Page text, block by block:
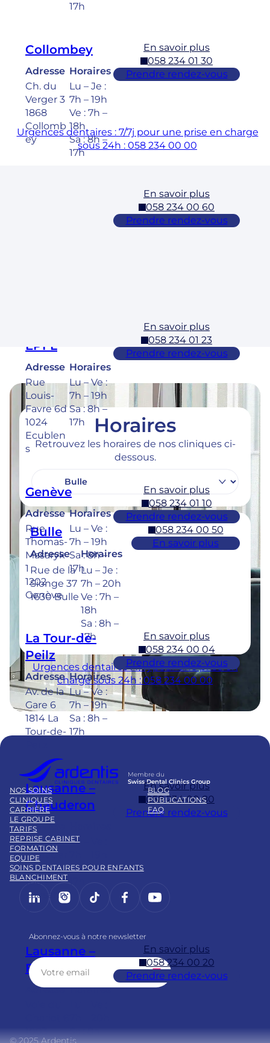
17h
Collombey
Adresse
Ch. du
Verger 3
1868
Collomb
ey
Horaires
Lu – Je :
7h – 19h
Ve : 7h –
18h
Sa : 8h –
17h
En savoir plus
058 234 01 30
Prendre rendez-vous
En savoir plus
058 234 00 60
Prendre rendez-vous
EPFL
Adresse
Rue
Louis-
Favre 6d
1024
Ecublen
s
Horaires
Lu – Ve :
7h – 19h
Sa : 8h –
17h
En savoir plus
058 234 01 23
Prendre rendez-vous
Genève
Adresse
Rue
Thomas-
Masaryk
1
1202
Genève
Horaires
Lu – Ve :
7h – 19h
Sa : 8h –
17h
En savoir plus
058 234 01 10
Prendre rendez-vous
La Tour-de-
Peilz
Adresse
Av. de la
Gare 6
1814 La
Tour-de-
Horaires
Lu – Ve :
7h – 19h
Sa : 8h –
17h
En savoir plus
058 234 00 04
Prendre rendez-vous
Lausanne –
Chauderon
Adresse
Pl.
Chauder
on 16
1003
Lausann
Lu – Ve :
Sa : 8h –
En savoir plus
058 234 00 80
Prendre rendez-vous
Lausanne –
Flon
Adresse
1003
Horaires
Sa : 8h –
En savoir plus
058 234 00 20
Prendre rendez-vous
Urgences dentaires : 7/7j pour une prise en charge
sous 24h : 058 234 00 00
Horaires
Retrouvez les horaires de nos cliniques ci-
dessous.
Bulle
Adresse
Rue de la
Sionge 37
1630 Bulle
Horaires
Lu – Je :
7h – 20h
Ve : 7h –
18h
Sa : 8h –
17h
058 234 00 50
En savoir plus
Urgences dentaires : 7/7j pour une prise en
charge sous 24h : 058 234 00 00
Membre du
Swiss Dental Clinics Group
NOS SOINS
CLINIQUES
CARRIÈRE
LE GROUPE
TARIFS
BLOG
PUBLICATIONS
FAQ
REPRISE CABINET
FORMATION
EQUIPE
SOINS DENTAIRES POUR ENFANTS
BLANCHIMENT
LinkedInInstagram
https://www.tiktok.com/
Facebook
YouTube
Abonnez-vous à notre newsletter
© 2025 Ardentis